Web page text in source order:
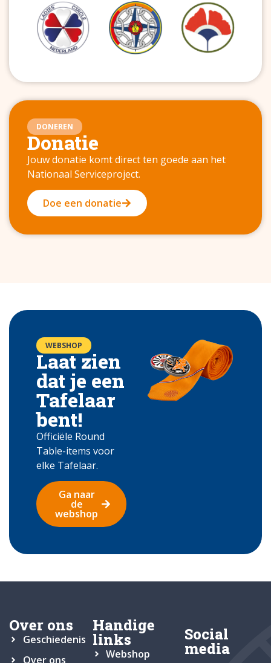
DONEREN
Donatie
Jouw donatie komt direct ten goede aan het
Nationaal Serviceproject.
Doe een donatie
WEBSHOP
Laat zien
dat je een
Tafelaar
bent!
Officiële Round
Table-items voor
elke Tafelaar.
Ga naar
de
webshop
Over ons
Geschiedenis
Over ons
Handige
links
Webshop
Social
media